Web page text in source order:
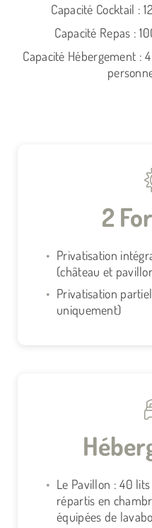
Capacité Cocktail :
Capacité Repas :
Capacité Hébergement :
2
Privatisation
(château et
Privatisation
uniquement)
Le Pavillon : 40
répartis en
équipées de